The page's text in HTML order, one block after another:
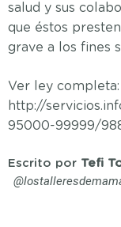
salud y sus
que éstos
grave a los fines
Ver ley completa:
http://
95000-99999/
Escrito por Tefi